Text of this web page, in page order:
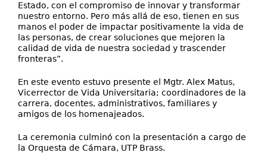
Estado, con el compromiso de innovar y transformar
nuestro entorno. Pero más allá de eso, tienen en sus
manos el poder de impactar positivamente la vida de
las personas, de crear soluciones que mejoren la
calidad de vida de nuestra sociedad y trascender
fronteras”.
En este evento estuvo presente el Mgtr. Alex Matus,
Vicerrector de Vida Universitaria; coordinadores de la
carrera, docentes, administrativos, familiares y
amigos de los homenajeados.
La ceremonia culminó con la presentación a cargo de
la Orquesta de Cámara, UTP Brass.